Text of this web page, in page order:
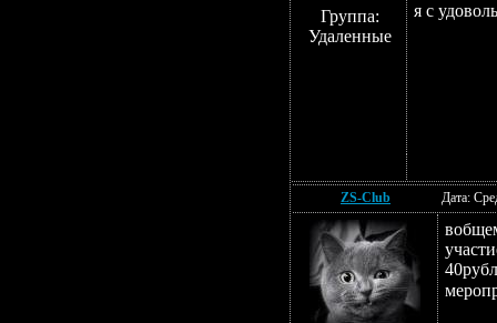
Группа:
Удаленные
я с
ZS-Club Дата: